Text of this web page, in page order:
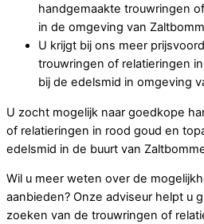
handgemaakte trouwringen
in de omgeving van
U krijgt bij ons meer
trouwringen of relatieringen
bij de edelsmid in omgeving
U zocht mogelijk naar goedkope
of relatieringen in rood goud en
edelsmid in de buurt van
Wil u meer weten over de
aanbieden? Onze adviseur helpt u
zoeken van de trouwringen of